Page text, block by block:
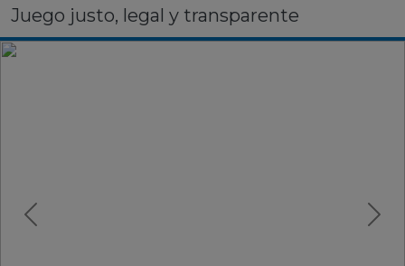
Juego justo, legal y transparente